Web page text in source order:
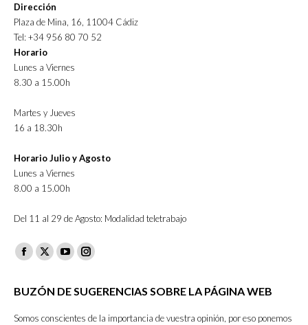
Dirección
Plaza de Mina, 16, 11004 Cádiz
Tel: +34 956 80 70 52
Horario
Lunes a Viernes
8.30 a 15.00h
Martes y Jueves
16 a 18.30h
Horario Julio y Agosto
Lunes a Viernes
8.00 a 15.00h
Del 11 al 29 de Agosto: Modalidad teletrabajo
Facebook
opens
X
opens
YouTube
opens
Instagram
opens
in
BUZÓN DE SUGERENCIAS SOBRE LA PÁGINA WEB
Somos conscientes de la importancia de vuestra opinión, por eso ponemos